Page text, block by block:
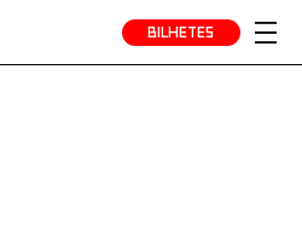
BILHETES